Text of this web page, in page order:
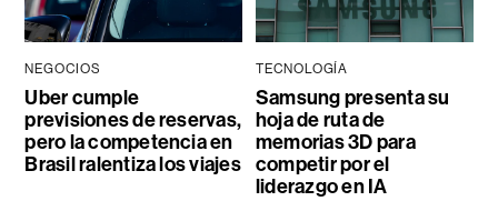
NEGOCIOS
Uber cumple
previsiones de reservas,
pero la competencia en
Brasil ralentiza los viajes
TECNOLOGÍA
Samsung presenta su
hoja de ruta de
memorias 3D para
competir por el
liderazgo en IA